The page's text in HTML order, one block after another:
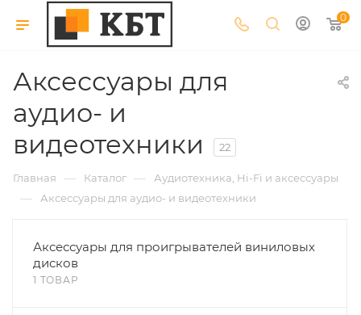
0
Аксессуары для
аудио- и
видеотехники
22
Главная — Каталог — Аудиотехника, Hi-Fi и аксессуары
— Аксессуары для аудио- и видеотехники
Аксессуары для проигрывателей виниловых
дисков
1 ТОВАР